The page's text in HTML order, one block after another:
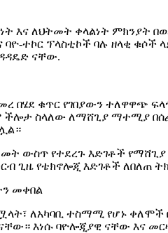
እና ለህትመት ቀላልነት ምክንያት
ተኮር ፕላስቲኮች ባሉ ዘላቂ
ናቸው.
በሄደ ቁጥር የገበያውን ተለዋዋጭ
ችሎታ ስላለው ለማሸጊያ ማተሚያ
ውስጥ የተደረጉ እድገቶች
ጊዜ የቴክኖሎጂ እድገቶች ለበለጠ
መቀበል
ለአካባቢ ተስማሚ የሆኑ
እነሱ ባዮሎጂያዊ ናቸው እና